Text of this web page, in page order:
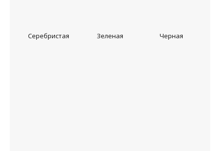
Серебристая Зеленая Черная